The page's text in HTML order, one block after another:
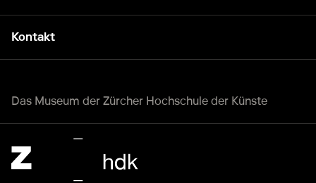
Kontakt
Das Museum der Zürcher Hochschule der Künste